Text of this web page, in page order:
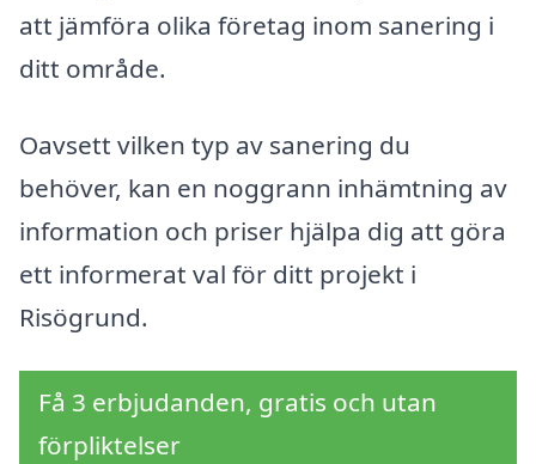
att jämföra olika företag inom sanering i
ditt område.
Oavsett vilken typ av sanering du
behöver, kan en noggrann inhämtning av
information och priser hjälpa dig att göra
ett informerat val för ditt projekt i
Risögrund.
Få 3 erbjudanden, gratis och utan
förpliktelser